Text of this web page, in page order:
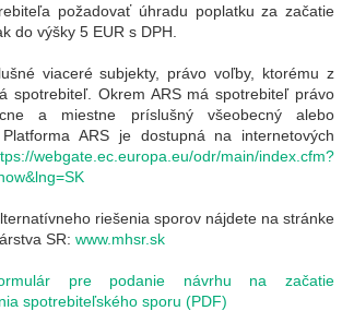
požadovať úhradu poplatku za začatie
do výšky 5 EUR s DPH.
viaceré subjekty, právo voľby, ktorému z
spotrebiteľ. Okrem ARS má spotrebiteľ právo
a miestne príslušný všeobecný alebo
ARS je dostupná na internetových
webgate.ec.europa.eu/odr/main/index.cfm?
riešenia sporov nájdete na stránke
SR: www.mhsr.sk
pre podanie návrhu na začatie
spotrebiteľského sporu (PDF)